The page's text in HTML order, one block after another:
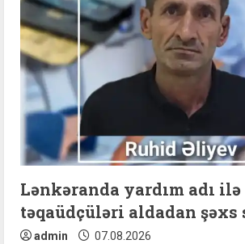
R
e
a
d
i
n
g
Lənkəranda yardım adı ilə
təqaüdçüləri aldadan şəxs
admin 07.08.2026